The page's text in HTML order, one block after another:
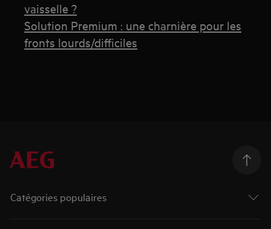
vaisselle ?
Solution Premium : une charnière pour les
fronts lourds/difficiles
Catégories populaires